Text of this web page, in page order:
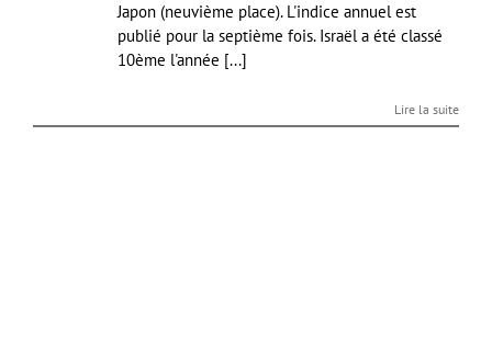
Japon (neuvième place). L'indice annuel est
publié pour la septième fois. Israël a été classé
10ème l'année [...]
Lire la suite